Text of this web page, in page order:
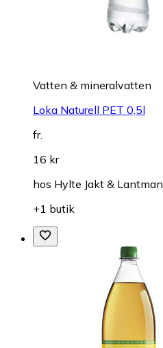
Vatten & mineralvatten
Loka Naturell PET 0,5l
fr.
16 kr
hos Hylte Jakt & Lantman
+1 butik